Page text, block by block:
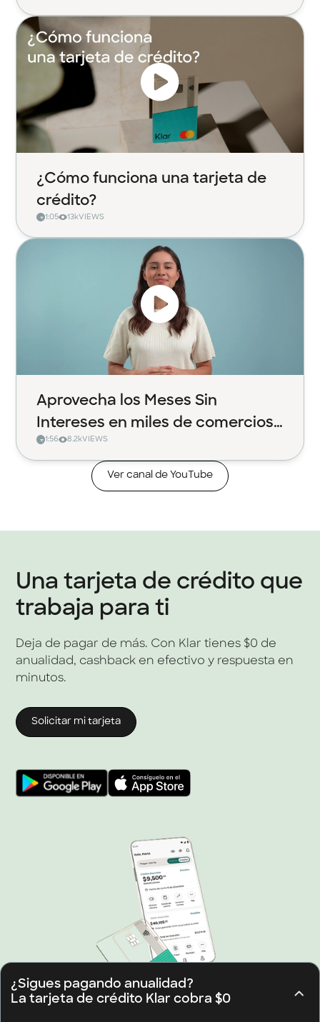
¿Cómo funciona una tarjeta de
crédito?
1:05 13kVIEWS
Aprovecha los Meses Sin
Intereses en miles de comercios
con Klar
1:56 8.2kVIEWS
Ver canal de YouTube
Una tarjeta de crédito que
trabaja para ti
Deja de pagar de más. Con Klar tienes $0 de
anualidad, cashback en efectivo y respuesta en
minutos.
Solicitar mi tarjeta
¿Sigues pagando anualidad?
La tarjeta de crédito Klar cobra $0